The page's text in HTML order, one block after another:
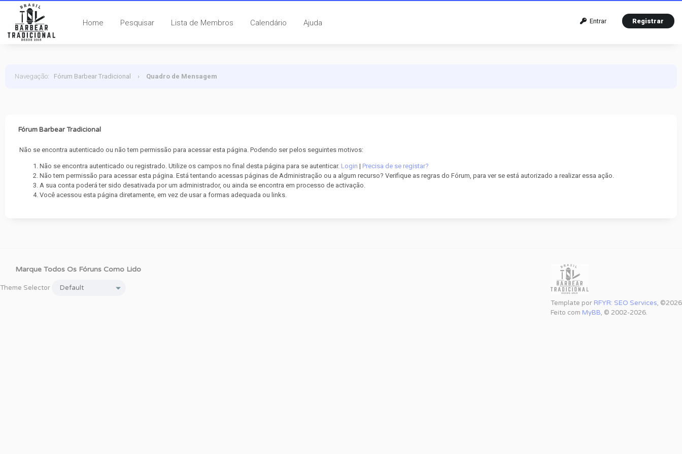
Entrar Registrar
Home Pesquisar Lista de Membros Calendário Ajuda
Navegação: Fórum Barbear Tradicional › Quadro de Mensagem
Fórum Barbear Tradicional
Não se encontra autenticado ou não tem permissão para acessar esta página. Podendo ser pelos seguintes motivos:
Não se encontra autenticado ou registrado. Utilize os campos no final desta página para se autenticar. Login | Precisa de se registar?
Não tem permissão para acessar esta página. Está tentando acessas páginas de Administração ou a algum recurso? Verifique as regras do Fórum, para ver se está autorizado a realizar essa ação.
A sua conta poderá ter sido desativada por um administrador, ou ainda se encontra em processo de activação.
Você acessou esta página diretamente, em vez de usar a formas adequada ou links.
Template por RFYR: SEO Services, ©2026
Feito com MyBB, © 2002-2026.
Marque Todos Os Fóruns Como Lido
Theme Selector